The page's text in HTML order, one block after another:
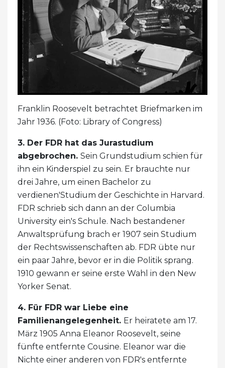
Franklin Roosevelt betrachtet Briefmarken im
Jahr 1936. (Foto: Library of Congress)
3. Der FDR hat das Jurastudium
abgebrochen. Sein Grundstudium schien für
ihn ein Kinderspiel zu sein. Er brauchte nur
drei Jahre, um einen Bachelor zu
verdienen'Studium der Geschichte in Harvard.
FDR schrieb sich dann an der Columbia
University ein's Schule. Nach bestandener
Anwaltsprüfung brach er 1907 sein Studium
der Rechtswissenschaften ab. FDR übte nur
ein paar Jahre, bevor er in die Politik sprang.
1910 gewann er seine erste Wahl in den New
Yorker Senat.
4. Für FDR war Liebe eine
Familienangelegenheit. Er heiratete am 17.
März 1905 Anna Eleanor Roosevelt, seine
fünfte entfernte Cousine. Eleanor war die
Nichte einer anderen von FDR's entfernte